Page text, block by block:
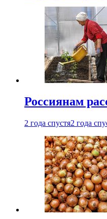
Россиянам
2 года спустя2 года